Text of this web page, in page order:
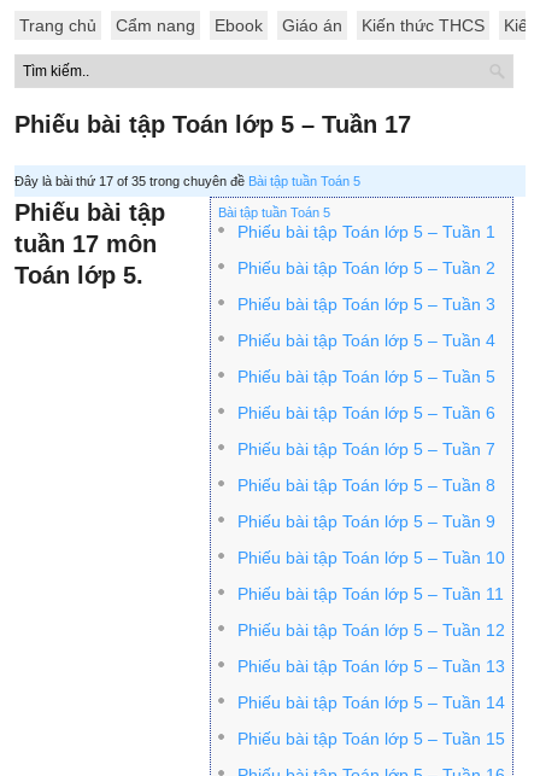
Trang chủ Cẩm nang Ebook Giáo án Kiến thức THCS
Phiếu bài tập Toán lớp 5 – Tuần 17
Đây là bài thứ 17 of 35 trong chuyên đề Bài tập tuần Toán 5
Bài tập tuần Toán 5
Phiếu bài tập Toán lớp 5 – Tuần 1
Phiếu bài tập Toán lớp 5 – Tuần 2
Phiếu bài tập Toán lớp 5 – Tuần 3
Phiếu bài tập Toán lớp 5 – Tuần 4
Phiếu bài tập Toán lớp 5 – Tuần 5
Phiếu bài tập Toán lớp 5 – Tuần 6
Phiếu bài tập Toán lớp 5 – Tuần 7
Phiếu bài tập Toán lớp 5 – Tuần 8
Phiếu bài tập Toán lớp 5 – Tuần 9
Phiếu bài tập Toán lớp 5 – Tuần 10
Phiếu bài tập Toán lớp 5 – Tuần 11
Phiếu bài tập Toán lớp 5 – Tuần 12
Phiếu bài tập Toán lớp 5 – Tuần 13
Phiếu bài tập Toán lớp 5 – Tuần 14
Phiếu bài tập Toán lớp 5 – Tuần 15
Phiếu bài tập
tuần 17 môn
Toán lớp 5.